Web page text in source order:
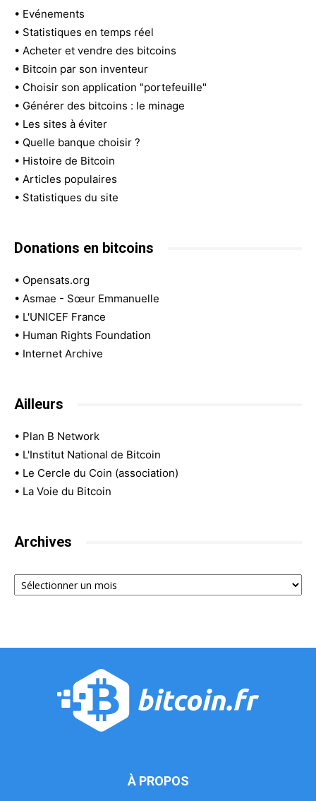
• Evénements
• Statistiques en temps réel
• Acheter et vendre des bitcoins
• Bitcoin par son inventeur
• Choisir son application "portefeuille"
• Générer des bitcoins : le minage
• Les sites à éviter
• Quelle banque choisir ?
• Histoire de Bitcoin
• Articles populaires
• Statistiques du site
Donations en bitcoins
• Opensats.org
• Asmae - Sœur Emmanuelle
• L'UNICEF France
• Human Rights Foundation
• Internet Archive
Ailleurs
• Plan B Network
• L'Institut National de Bitcoin
• Le Cercle du Coin (association)
• La Voie du Bitcoin
Archives
Archives
À PROPOS